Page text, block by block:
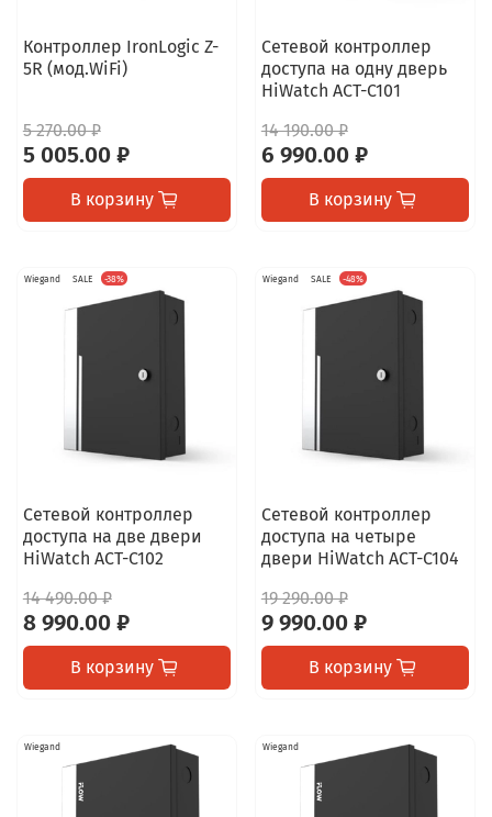
Контроллер IronLogic Z-
5R (мод.WiFi)
5 270.00 ₽
5 005.00 ₽
В корзину
Сетевой контроллер
доступа на одну дверь
HiWatch ACT-C101
14 190.00 ₽
6 990.00 ₽
В корзину
Wiegand SALE -38%
Сетевой контроллер
доступа на две двери
HiWatch ACT-C102
14 490.00 ₽
8 990.00 ₽
В корзину
Wiegand SALE -48%
Сетевой контроллер
доступа на четыре
двери HiWatch ACT-C104
19 290.00 ₽
9 990.00 ₽
В корзину
Wiegand Wiegand